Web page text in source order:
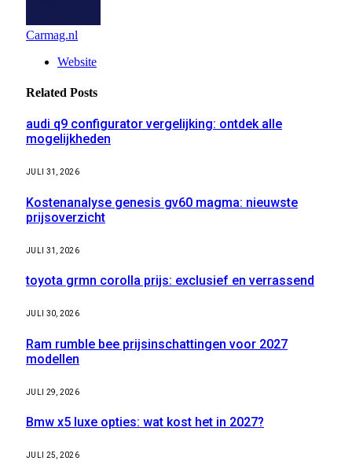
Carmag.nl
Website
Related Posts
audi q9 configurator vergelijking: ontdek alle
mogelijkheden
JULI 31, 2026
Kostenanalyse genesis gv60 magma: nieuwste
prijsoverzicht
JULI 31, 2026
toyota grmn corolla prijs: exclusief en verrassend
JULI 30, 2026
Ram rumble bee prijsinschattingen voor 2027
modellen
JULI 29, 2026
Bmw x5 luxe opties: wat kost het in 2027?
JULI 25, 2026